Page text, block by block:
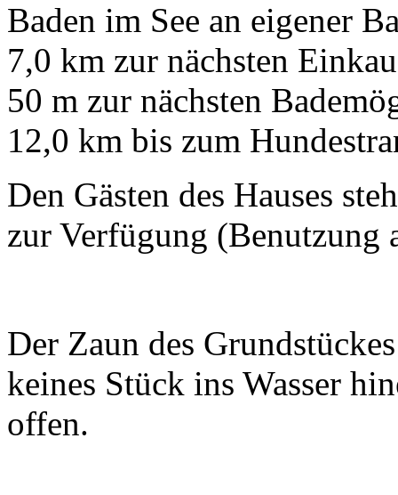
Baden im See an eigener
7,0 km zur nächsten
50 m zur nächsten
12,0 km bis zum
Den Gästen des Hauses
zur Verfügung (Benutzung
Der Zaun des
keines Stück ins Wasser
offen.